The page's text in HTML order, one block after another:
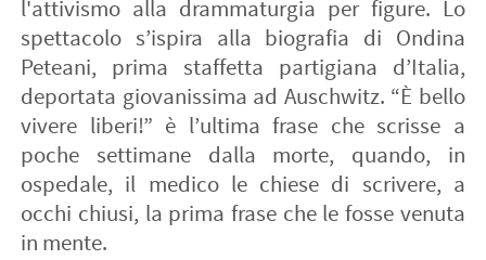
l'attivismo alla drammaturgia per figure. Lo
spettacolo s’ispira alla biografia di Ondina
Peteani, prima staffetta partigiana d’Italia,
deportata giovanissima ad Auschwitz. “È bello
vivere liberi!” è l’ultima frase che scrisse a
poche settimane dalla morte, quando, in
ospedale, il medico le chiese di scrivere, a
occhi chiusi, la prima frase che le fosse venuta
in mente.